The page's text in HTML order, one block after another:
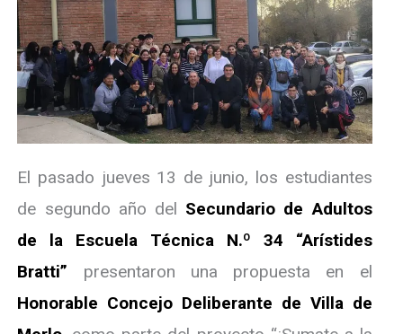
El pasado jueves 13 de junio, los estudiantes
de segundo año del Secundario de Adultos
de la Escuela Técnica N.º 34 “Arístides
Bratti” presentaron una propuesta en el
Honorable Concejo Deliberante de Villa de